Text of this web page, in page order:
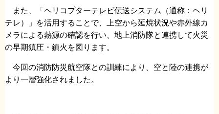
また、「ヘリコプターテレビ伝送システム（通称：ヘリ
テレ）」を活用することで、上空から延焼状況や赤外線カ
メラによる熱源の確認を行い、地上消防隊と連携して火災
の早期鎮圧・鎮火を図ります。
今回の消防防災航空隊との訓練により、空と陸の連携が
より一層強化されました。